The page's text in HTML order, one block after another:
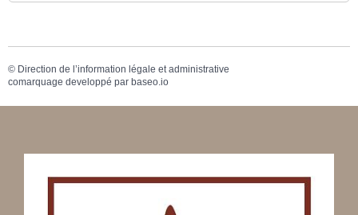
© Direction de l’information légale et administrative
comarquage developpé par baseo.io